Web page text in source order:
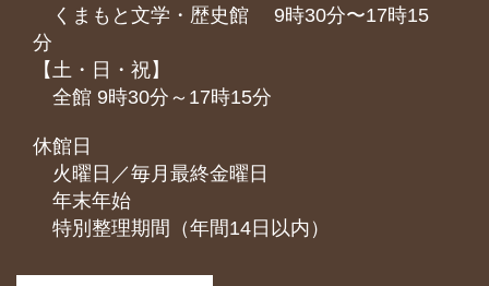
くまもと⽂学・歴史館 9時30分〜17時15
分
【土・日・祝】
全館 9時30分～17時15分
休館日
火曜日／毎月最終金曜日
年末年始
特別整理期間（年間14日以内）